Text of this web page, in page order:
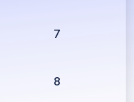
7
8